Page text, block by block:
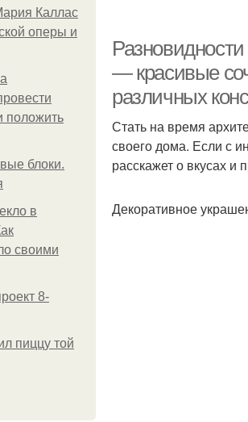
Каллас
оперы и
положить
блоки.
в
своими
8-
пиццу той
— красивые
различных
Стать на время
своего дома. Если с
расскажет о вкусах
Декоративное